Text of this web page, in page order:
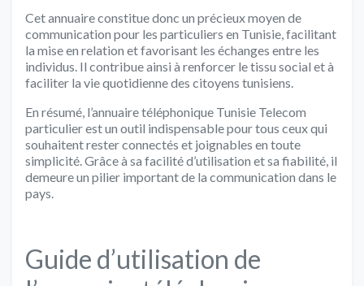
Cet annuaire constitue donc un précieux moyen de
communication pour les particuliers en Tunisie, facilitant
la mise en relation et favorisant les échanges entre les
individus. Il contribue ainsi à renforcer le tissu social et à
faciliter la vie quotidienne des citoyens tunisiens.
En résumé, l’annuaire téléphonique Tunisie Telecom
particulier est un outil indispensable pour tous ceux qui
souhaitent rester connectés et joignables en toute
simplicité. Grâce à sa facilité d’utilisation et sa fiabilité, il
demeure un pilier important de la communication dans le
pays.
Guide d’utilisation de